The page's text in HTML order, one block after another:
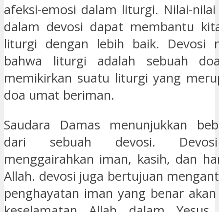
afeksi-emosi dalam liturgi. Nilai-
dalam devosi dapat membantu
liturgi dengan lebih baik. Devosi
bahwa liturgi adalah sebuah
memikirkan suatu liturgi yang
doa umat beriman.
Saudara Damas menunjukkan
dari sebuah devosi.
menggairahkan iman, kasih, dan
Allah. devosi juga bertujuan
penghayatan iman yang benar